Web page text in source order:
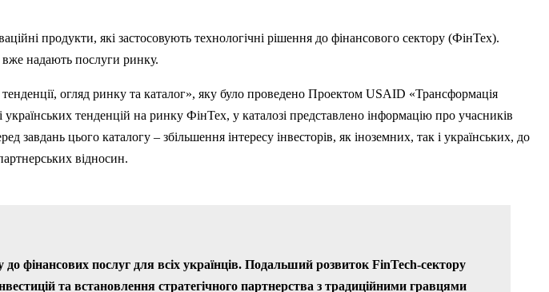
продукти, які застосовують технологічні рішення до фінансового сектору (ФінТех).
надають послуги ринку.
огляд ринку та каталог», яку було проведено Проектом USAID «Трансформація
тенденцій на ринку ФінТех, у каталозі представлено інформацію про учасників
завдань цього каталогу – збільшення інтересу інвесторів, як іноземних, так і українських, до
відносин.
фінансових послуг для всіх українців. Подальший розвиток FinTech-сектору
та встановлення стратегічного партнерства з традиційними гравцями